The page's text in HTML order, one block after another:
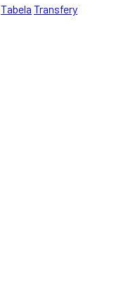
Tabela Transfery